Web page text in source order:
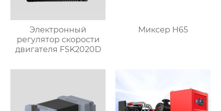
Электронный
регулятор скорости
двигателя FSK2020D
Миксер H65